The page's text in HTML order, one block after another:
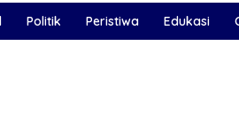
Politik Peristiwa Edukasi